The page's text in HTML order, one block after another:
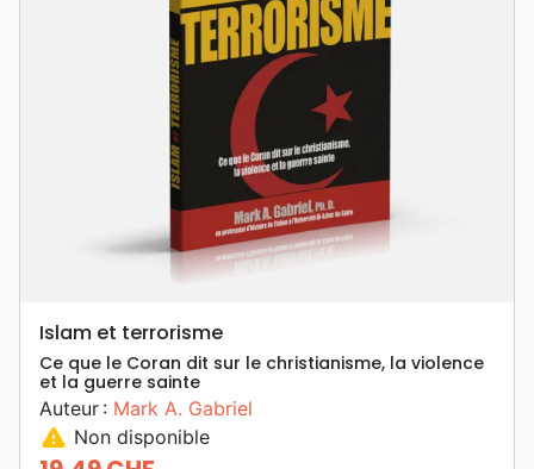
Islam et terrorisme
Ce que le Coran dit sur le christianisme, la violence
et la guerre sainte
Auteur : Mark A. Gabriel
warning Non disponible